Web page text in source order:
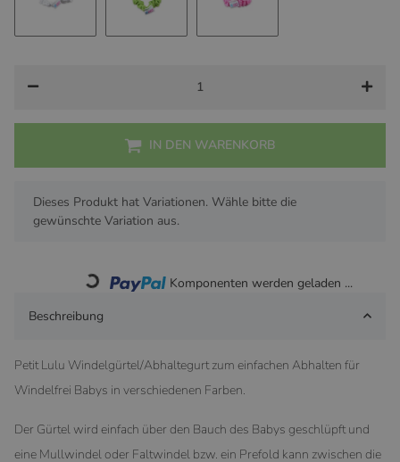
IN DEN WARENKORB
x
Dieses Produkt hat Variationen. Wähle bitte die
gewünschte Variation aus.
Loading...
Komponenten werden geladen ...
Beschreibung
Petit Lulu Windelgürtel/Abhaltegurt zum einfachen Abhalten für
Windelfrei Babys in verschiedenen Farben.
Der Gürtel wird einfach über den Bauch des Babys geschlüpft und
eine Mullwindel oder Faltwindel bzw. ein Prefold kann zwischen die